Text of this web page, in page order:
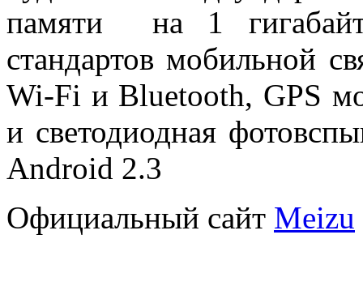
памяти на 1
стандартов мобильной
Wi-Fi и Bluetooth, GPS
и светодиодная
Android 2.3
Официальный сайт Meizu